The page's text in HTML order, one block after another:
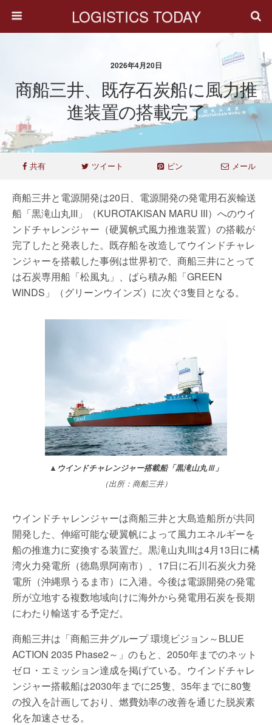
LOGISTICS TODAY
2026年4月20日
商船三井、既存石炭船に風力推
進装置の搭載完了
共有 ツイート ピン メール
商船三井と電源開発は20日、電源開発の発電用石炭輸送
船「黒滝山丸III」（KUROTAKISAN MARU III）へのウイ
ンドチャレンジャー（硬翼帆式風力推進装置）の搭載が
完了したと発表した。既存船を改造してウインドチャレ
ンジャーを搭載した事例は世界初で、商船三井にとって
は石炭専用船「松風丸」、ばら積み船「GREEN
WINDS」（グリーンウインズ）に次ぐ3隻目となる。
▲ ウインドチャレンジャー搭載船「黒滝山丸Ⅲ」
（出所：商船三井）
ウインドチャレンジャーは商船三井と大島造船所が共同
開発した、伸縮可能な硬翼帆によって風力エネルギーを
船の推進力に変換する装置だ。黒滝山丸IIIは4月13日に橘
湾火力発電所（徳島県阿南市）、17日に石川石炭火力発
電所（沖縄県うるま市）に入港。今後は電源開発の発電
所が立地する複数地域向けに海外から発電用石炭を長期
にわたり輸送する予定だ。
商船三井は「商船三井グループ 環境ビジョン～BLUE
ACTION 2035 Phase2～」のもと、2050年までのネット
ゼロ・エミッション達成を掲げている。ウインドチャレ
ンジャー搭載船は2030年までに25隻、35年までに80隻
の投入を計画しており、燃費効率の改善を通じた脱炭素
化を加速させる。